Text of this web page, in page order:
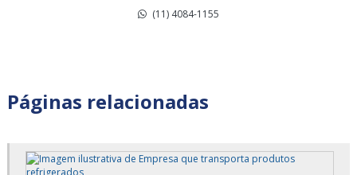
Armazenagem para alimentos congelados preço
Armazenagem para alimentos refrigerados em sp
Armazenagem para alimentos refrigerados preço
(11) 4084-1155
Páginas relacionadas